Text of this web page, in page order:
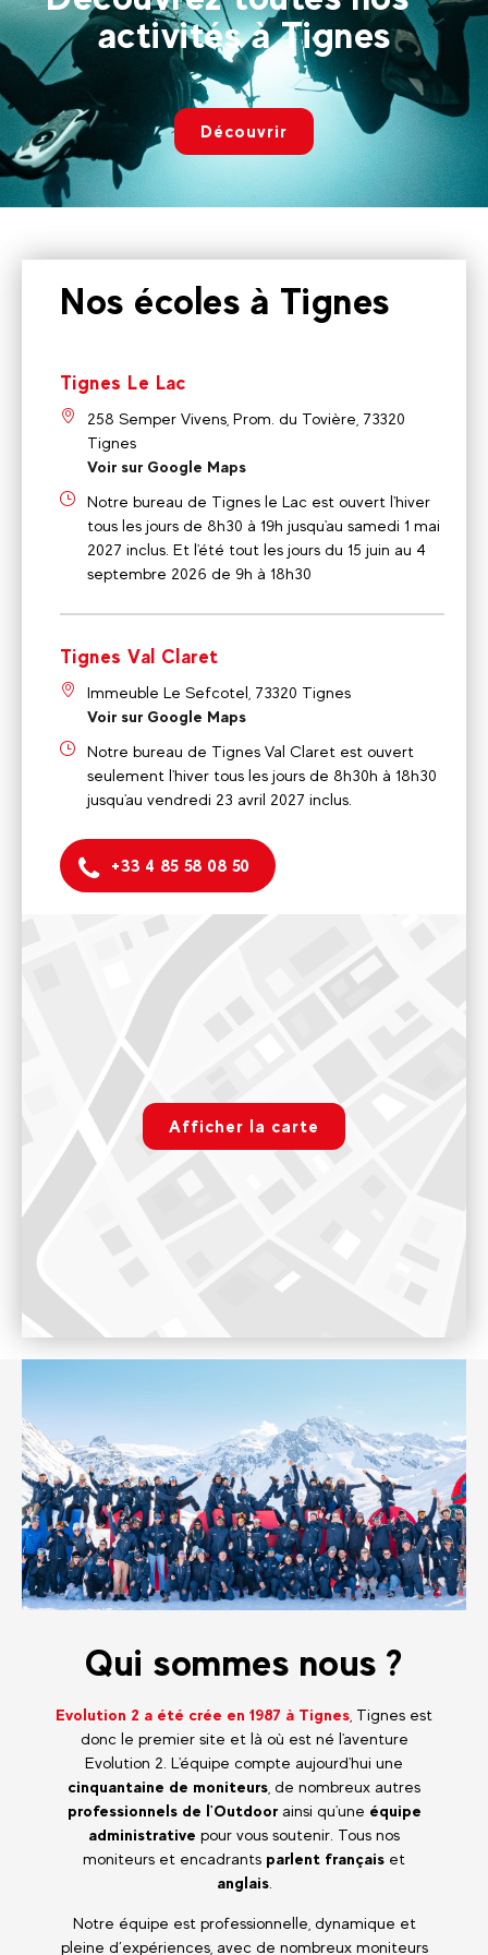
activités à Tignes
Découvrir
Nos écoles à Tignes
Tignes Le Lac
258 Semper Vivens, Prom. du Tovière, 73320
Tignes
Voir sur Google Maps
Notre bureau de Tignes le Lac est ouvert l'hiver
tous les jours de 8h30 à 19h jusqu'au samedi 1 mai
2027 inclus. Et l'été tout les jours du 15 juin au 4
septembre 2026 de 9h à 18h30
Tignes Val Claret
Immeuble Le Sefcotel, 73320 Tignes
Voir sur Google Maps
Notre bureau de Tignes Val Claret est ouvert
seulement l'hiver tous les jours de 8h30h à 18h30
jusqu'au vendredi 23 avril 2027 inclus.
+33 4 85 58 08 50
Paramétrer
258 Semper Vivens, Prom. du Tovière, 73320 Tignes
Notre bureau de Tignes le Lac est ouvert l'hiver tous les jours
de 8h30 à 19h jusqu'au samedi 1 mai 2027 inclus. Et l'été tout
les jours du 15 juin au 4 septembre 2026 de 9h à 18h30
Voir sur Google Maps
Tignes Val Claret
Immeuble Le Sefcotel, 73320 Tignes
Notre bureau de Tignes Val Claret est ouvert seulement
l'hiver tous les jours de 8h30h à 18h30 jusqu'au vendredi 23
Voir sur Google Maps
Afficher la carte
Qui sommes nous ?
Evolution 2 a été crée en 1987 à Tignes , Tignes est
donc le premier site et là où est né l'aventure
Evolution 2. L'équipe compte aujourd'hui une
cinquantaine de moniteurs , de nombreux autres
professionnels de l'Outdoorainsi qu'une équipe
administrative pour vous soutenir. Tous nos
moniteurs et encadrants parlent français et
anglais.
Notre équipe est professionnelle, dynamique et
pleine d’expériences, avec de nombreux moniteurs